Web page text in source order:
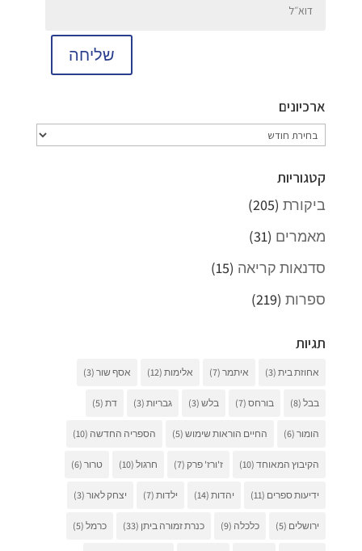
שליחה
ארכיונים
ארכיונים
קטגוריות
ביקורת(205)
מאמרים (31)
סדנאות קריאה (15)
ספרות(219)
תגיות
אחוזת בית(3) איתמר(7) אלימות(12) אסף שור(3)
בבל(8) בורחס(7) בלש(3) גבריות(3) דת(5)
הומור(6) החיים הוראות שימוש(5) הספריה החדשה (10)
הקיבוץ המאוחד(10) ז'ורז' פרק(7) חרגול(10) טרור(6)
ידיעות ספרים (11) יהדות(14) ילדות(7) יצחק לאור(3)
ירושלים (5) כלכלה (9) כנרת זמורה ביתן (33) כרמל(5)